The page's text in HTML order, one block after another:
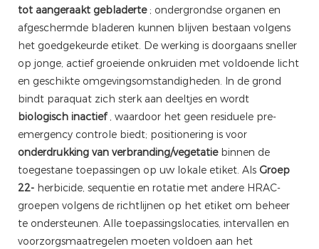
tot aangeraakt gebladerte; ondergrondse organen en
afgeschermde bladeren kunnen blijven bestaan ​​volgens
het goedgekeurde etiket. De werking is doorgaans sneller
op jonge, actief groeiende onkruiden met voldoende licht
en geschikte omgevingsomstandigheden. In de grond
bindt paraquat zich sterk aan deeltjes en wordt
biologisch inactief, waardoor het geen residuele pre-
emergency controle biedt; positionering is voor
onderdrukking van verbranding/vegetatiebinnen de
toegestane toepassingen op uw lokale etiket. Als Groep
22- herbicide, sequentie en rotatie met andere HRAC-
groepen volgens de richtlijnen op het etiket om beheer
te ondersteunen. Alle toepassingslocaties, intervallen en
voorzorgsmaatregelen moeten voldoen aan het